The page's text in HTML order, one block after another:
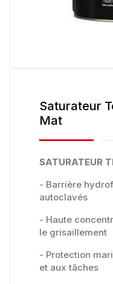
Saturateur
Mat
SATURATEUR
- Barrière
autoclavés
- Haute
le grisaillement
- Protection
et aux tâches